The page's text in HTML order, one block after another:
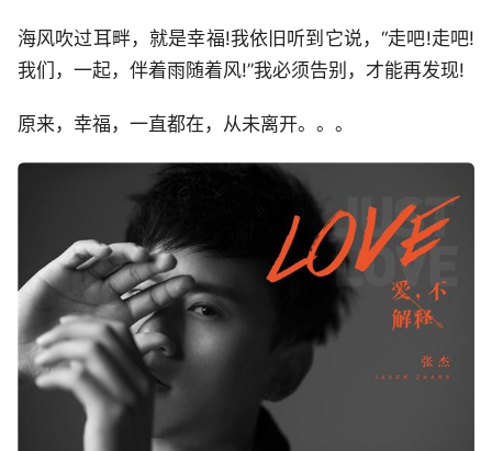
海风吹过耳畔，就是幸福!我依旧听到它说，“走吧!走吧!
我们，一起，伴着雨随着风!”我必须告别，才能再发现!
原来，幸福，一直都在，从未离开。。。